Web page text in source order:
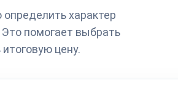
характер
помогает выбрать
цену.